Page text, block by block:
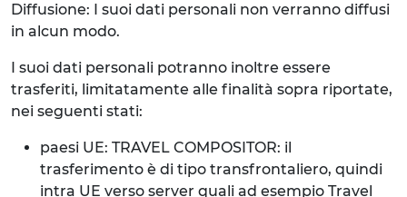
Diffusione: I suoi dati personali non verranno diffusi
in alcun modo.
I suoi dati personali potranno inoltre essere
trasferiti, limitatamente alle finalità sopra riportate,
nei seguenti stati:
paesi UE: TRAVEL COMPOSITOR: il
trasferimento è di tipo transfrontaliero, quindi
intra UE verso server quali ad esempio Travel